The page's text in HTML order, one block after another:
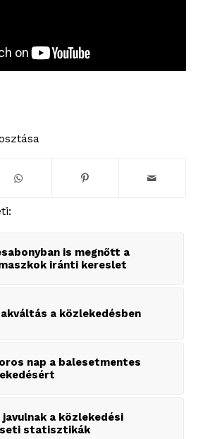
is megnőtt a
iránti kereslet
a közlekedésben
nap a balesetmentes
javulnak a közlekedési
statisztikák